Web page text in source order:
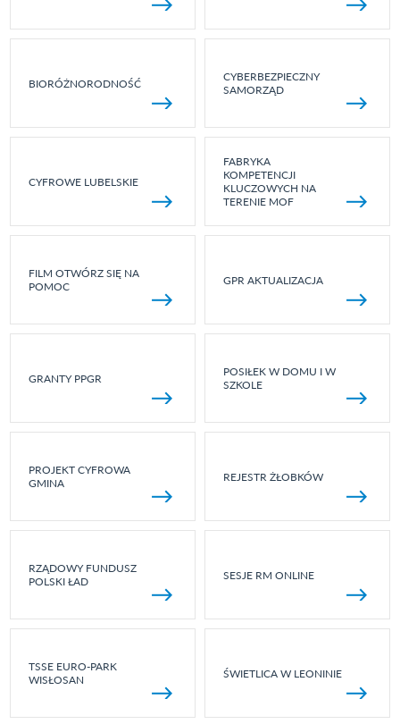
BIORÓŻNORODNOŚĆ
CYBERBEZPIECZNY
SAMORZĄD
CYFROWE LUBELSKIE
FABRYKA
KOMPETENCJI
KLUCZOWYCH NA
TERENIE MOF
FILM OTWÓRZ SIĘ NA
POMOC
GPR AKTUALIZACJA
GRANTY PPGR
POSIŁEK W DOMU I W
SZKOLE
PROJEKT CYFROWA
GMINA
REJESTR ŻŁOBKÓW
RZĄDOWY FUNDUSZ
POLSKI ŁAD
SESJE RM ONLINE
TSSE EURO-PARK
WISŁOSAN
ŚWIETLICA W LEONINIE